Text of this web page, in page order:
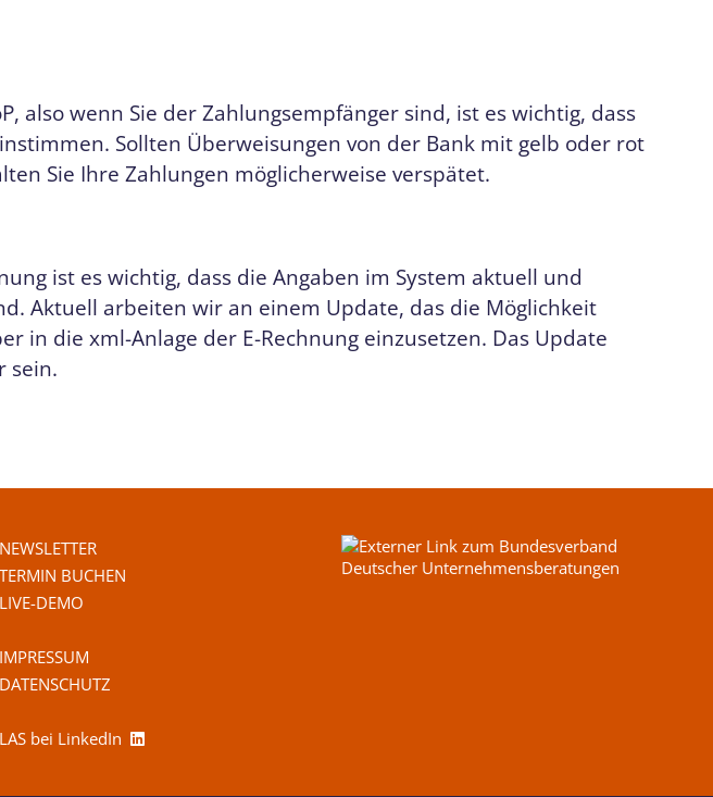
also wenn Sie der Zahlungsempfänger sind, ist es wichtig, dass
Sollten Überweisungen von der Bank mit gelb oder rot
Sie Ihre Zahlungen möglicherweise verspätet.
ist es wichtig, dass die Angaben im System aktuell und
Aktuell arbeiten wir an einem Update, das die Möglichkeit
in die xml-Anlage der E-Rechnung einzusetzen. Das Update
sein.
NEWSLETTER
TERMIN BUCHEN
LIVE-DEMO
IMPRESSUM
DATENSCHUTZ
LAS bei LinkedIn